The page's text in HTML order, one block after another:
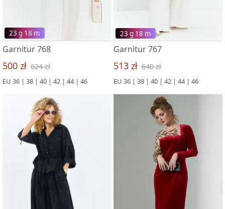
23 g 18 m
Garnitur 768
500 zł 624 zł
EU 36 | 38 | 40 | 42 | 44 | 46
23 g 18 m
Garnitur 767
513 zł 640 zł
EU 36 | 38 | 40 | 42 | 44 | 46